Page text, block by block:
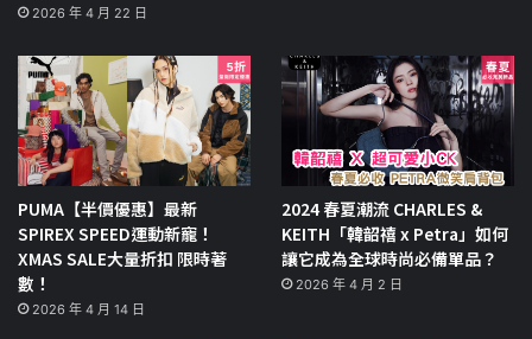
2026 年 4 月 22 日
PUMA【半價優惠】最新
SPIREX SPEED運動新寵！
XMAS SALE大量折扣 限時著
數！
2026 年 4 月 14 日
2024 春夏潮流 CHARLES &
KEITH「韓韶禧 x Petra」如何
讓它成為全球時尚必備單品？
2026 年 4 月 2 日